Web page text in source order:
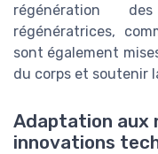
régénération
régénératrices,
sont également
du corps et soutenir
Adaptation aux
innovations